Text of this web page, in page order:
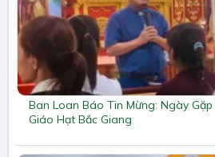
Ban Loan Báo Tin Mừng: Ngày
Giáo Hạt Bắc Giang